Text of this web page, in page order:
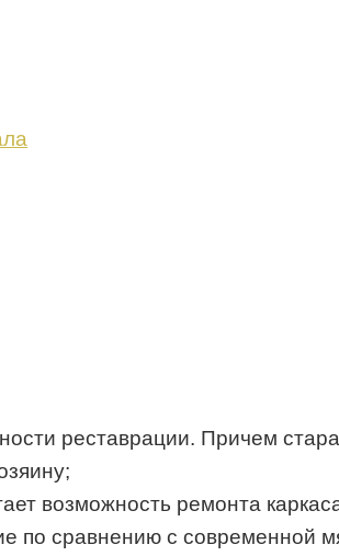
реставрации. Причем
возможность ремонта
по сравнению с современной